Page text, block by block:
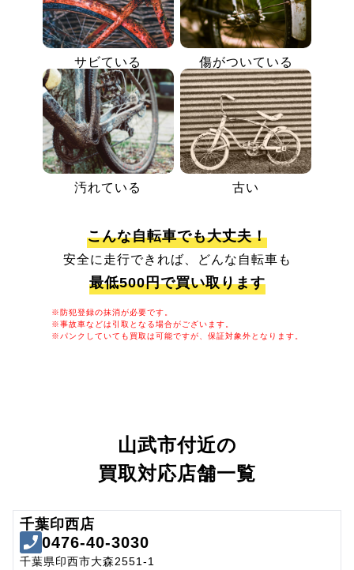
サビている 傷がついている
汚れている 古い
こんな自転車でも大丈夫！
安全に走行できれば、どんな自転車も
最低500円で買い取ります
※防犯登録の抹消が必要です。
※事故車などは引取となる場合がございます。
※パンクしていても買取は可能ですが、保証対象外となります。
山武市付近の
買取対応店舗一覧
千葉印西店
0476-40-3030
千葉県印西市大森2551-1